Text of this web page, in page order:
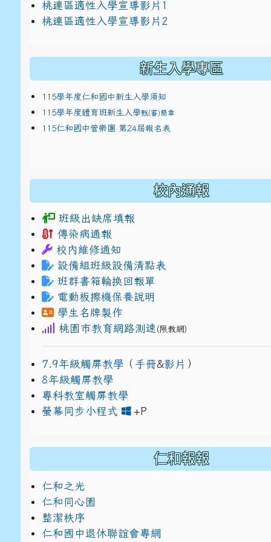
link to https://docs.google.com/
桃連區適性入學宣導影片1
link to https://docs.google.com/
桃連區適性入學宣導影片2
新生入學專區
115學年度仁和國中新生入學須知
115學年度體育班新生入學甄(審)簡章
115仁和國中管樂團 第24屆報名表
校內通報
班級出缺席填報
傳染病通報
校內維修通知
設備組班級設備清點表
班群書箱輪換回報單
電動板擦機保養說明
學生名牌製作
桃園市教育網路測速 (限教網)
7.9年級觸屏教學 （ 手冊&影片 ）
8年級觸屏教學
專科教室觸屏教學
螢幕同步小程式
+Plink to https://
link to https://
仁和報報
仁和之光
仁和同心園
整潔秩序
仁和國中退休聯誼會專網